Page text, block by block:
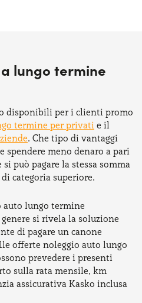
lungo termine
disponibili per i clienti promo
termine per privatie il
. Che tipo di vantaggi
spendere meno denaro a pari
può pagare la stessa somma
categoria superiore.
auto lungo termine
si rivela la soluzione
di pagare un canone
offerte noleggio auto lungo
prevedere i presenti
sulla rata mensile, km
assicurativa Kasko inclusa